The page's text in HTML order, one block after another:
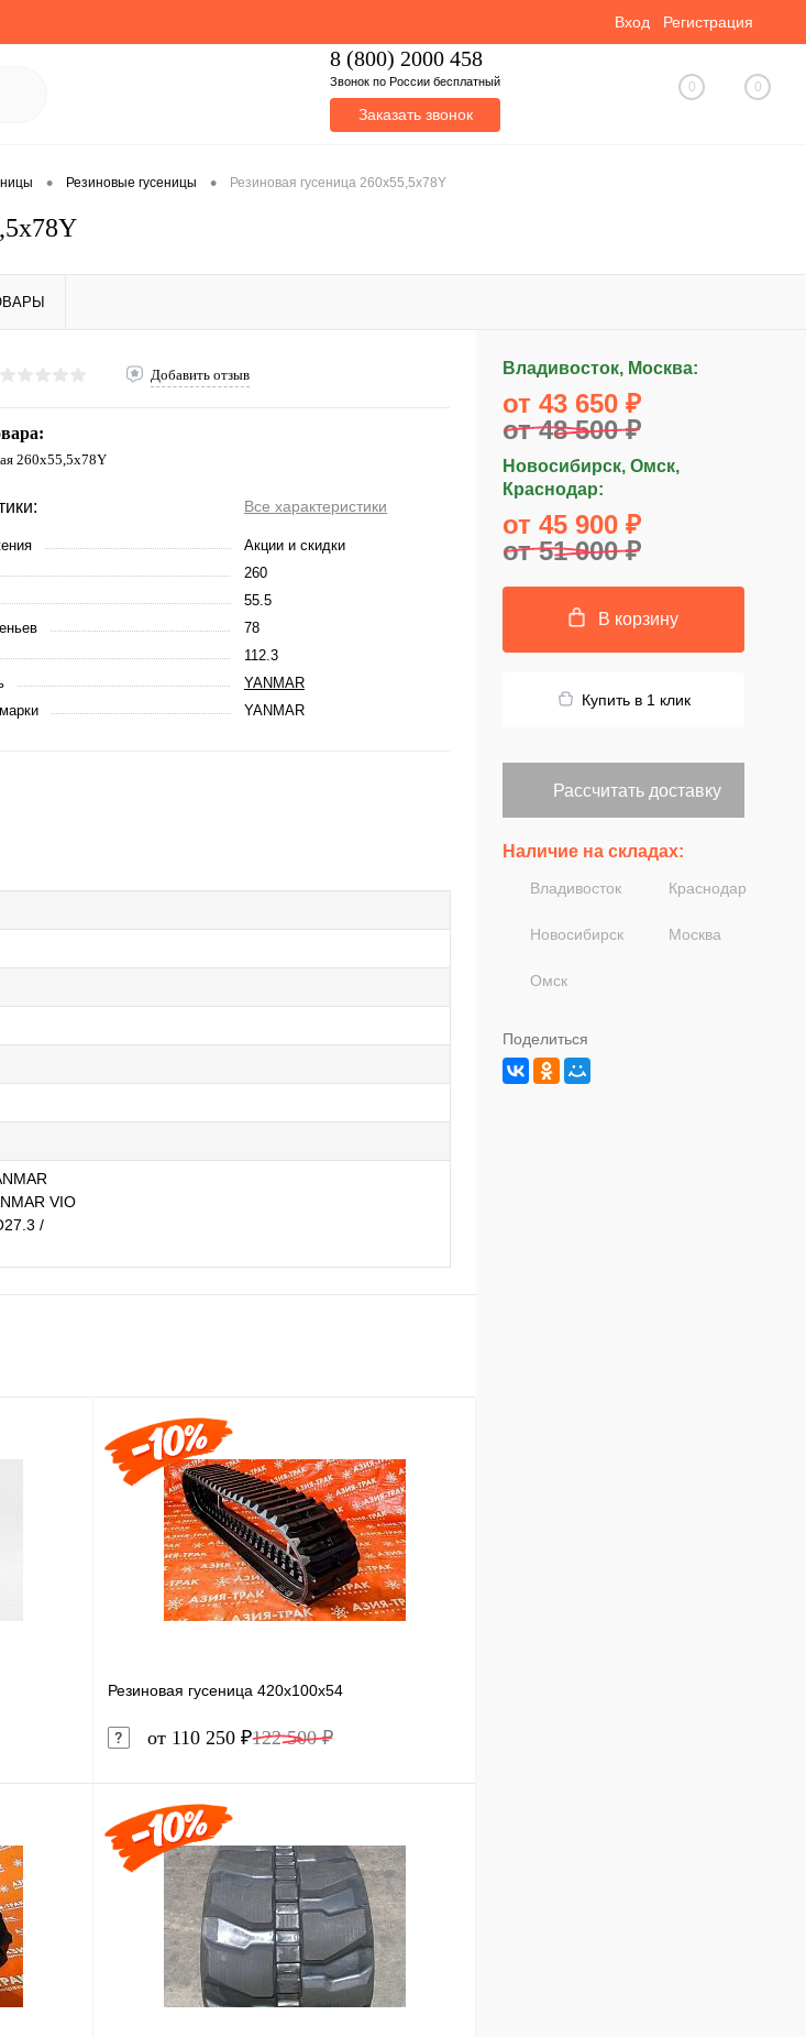
Вход Регистрация
8 (800) 2000 458
Звонок по России бесплатный
Заказать звонок
0 0
• Резиновые гусеницы • Резиновая гусеница 260x55,5x78Y
Добавить отзыв
260x55,5x78Y
Все характеристики
Акции и скидки
260
55.5
78
112.3
YANMAR
YANMAR
VIO
/
Резиновая гусеница 420x100x54
от 110 250 ₽122 500 ₽
Купить в 1 клик Сравнение
В избранное В наличии
Владивосток, Москва:
от 43 650 ₽
от 48 500 ₽
Новосибирск, Омск,
Краснодар:
от 45 900 ₽
от 51 000 ₽
В корзину
Купить в 1 клик
Рассчитать доставку
Наличие на складах:
Владивосток Краснодар
Новосибирск Москва
Омск
Поделиться